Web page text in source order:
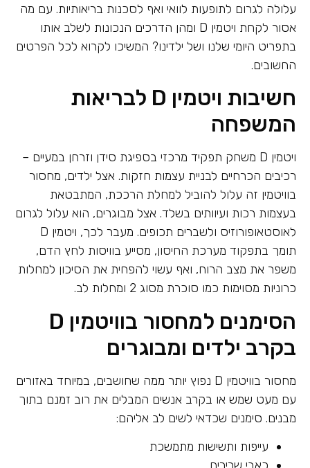
עלולה לגרום לתופעות לוואי ואף לסכנות בריאותיות. עם מה
אסור לקחת ויטמין D ומהן הדרכים הנכונות לשלב אותו
בתפריט היומי שלנו ושל ילדינו? המשיכו לקרוא לכל הפרטים
החשובים.
חשיבות ויטמין D לבריאות
המשפחה
ויטמין D משחק תפקיד מרכזי בספיגת סידן וזרחן במעיים –
רכיבים הכרחיים לבניית עצמות חזקות. אצל ילדים, מחסור
בוויטמין זה עלול להוביל למחלת הרככת, המתבטאת
בעצמות רכות ועיוותים בשלד. אצל מבוגרים, הוא עלול לגרום
לאוסטאופורוזיס ולשברים תכופים. מעבר לכך, ויטמין D
תומך בתפקוד מערכת החיסון, מסייע בוויסות לחץ הדם,
משפר את מצב הרוח, ואף עשוי להפחית את הסיכון למחלות
כרוניות מסוימות כמו סוכרת מסוג 2 ומחלות לב.
הסימנים למחסור בוויטמין D
בקרב ילדים ומבוגרים
מחסור בוויטמין D נפוץ יותר ממה שחושבים, במיוחד באזורים
עם מעט שמש או בקרב אנשים המבלים את רוב זמנם בתוך
מבנים. סימנים שכדאי לשים לב אליהם:
עייפות ותשישות מתמשכת